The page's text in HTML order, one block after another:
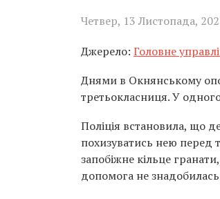
Четвер, 13 Листопада,
Джерело: Головне
Днями в Окнянському
третьокласниця. У
Поліція встановила, що
похизуватись нею перед
запобіжне кільце
допомога не